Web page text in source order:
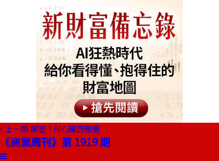
上一期 解密！AI心臟西雅圖
《商業周刊》第 1919 期